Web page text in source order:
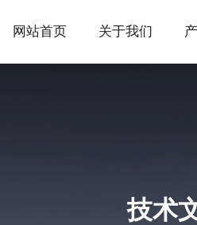
网站首页 关于我们
技术